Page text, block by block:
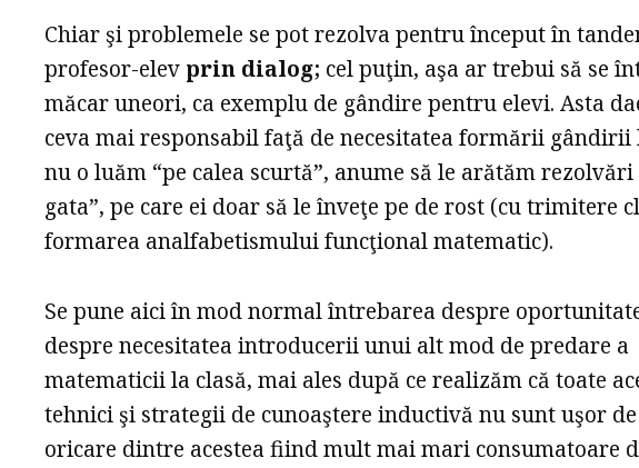
Chiar şi problemele se pot rezolva pentru început în
profesor-elev prin dialog; cel puţin, aşa ar trebui să se
măcar uneori, ca exemplu de gândire pentru elevi. Asta
ceva mai responsabil faţă de necesitatea formării gândirii
nu o luăm “pe calea scurtă”, anume să le arătăm rezolvări
gata”, pe care ei doar să le înveţe pe de rost (cu trimitere
formarea analfabetismului funcţional matematic).
Se pune aici în mod normal întrebarea despre
despre necesitatea introducerii unui alt mod de predare a
matematicii la clasă, mai ales după ce realizăm că toate
tehnici şi strategii de cunoaştere inductivă nu sunt uşor
oricare dintre acestea fiind mult mai mari consumatoare